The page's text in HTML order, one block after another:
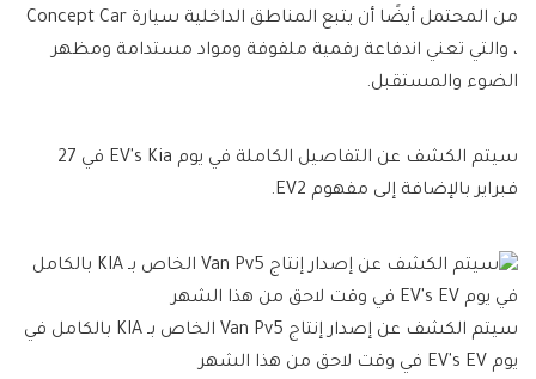
من المحتمل أيضًا أن يتبع المناطق الداخلية سيارة Concept Car
، والتي تعني اندفاعة رقمية ملفوفة ومواد مستدامة ومظهر
الضوء والمستقبل.
سيتم الكشف عن التفاصيل الكاملة في يوم EV's Kia في 27
فبراير بالإضافة إلى مفهوم EV2.
سيتم الكشف عن إصدار إنتاج Van Pv5 الخاص بـ KIA بالكامل في
يوم EV's EV في وقت لاحق من هذا الشهر